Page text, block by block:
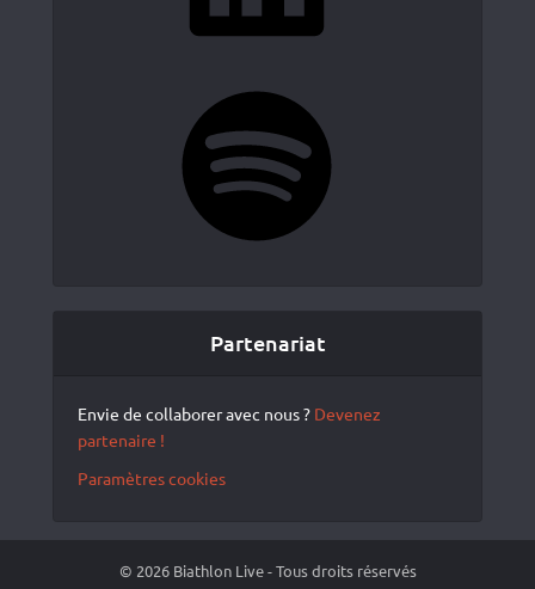
Partenariat
Envie de collaborer avec nous ? Devenez
partenaire !
Paramètres cookies
© 2026 Biathlon Live - Tous droits réservés